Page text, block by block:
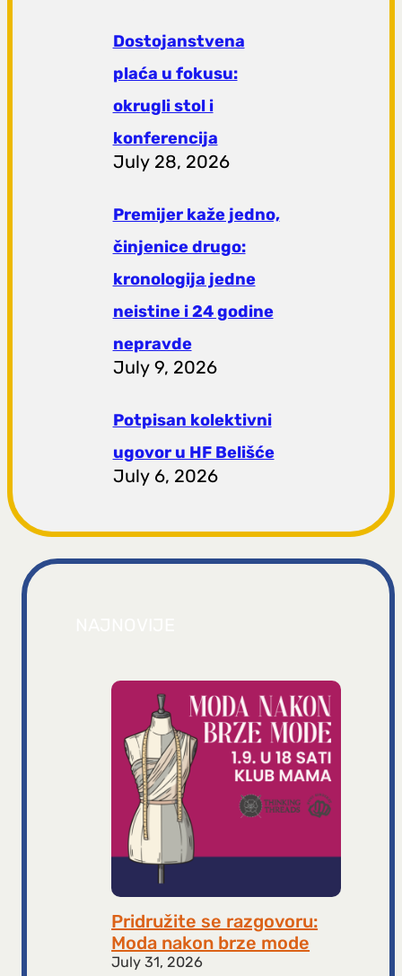
Dostojanstvena
plaća u fokusu:
okrugli stol i
konferencija
July 28, 2026
Premijer kaže jedno,
činjenice drugo:
kronologija jedne
neistine i 24 godine
nepravde
July 9, 2026
Potpisan kolektivni
ugovor u HF Belišće
July 6, 2026
Pridružite se razgovoru:
Moda nakon brze mode
July 31, 2026